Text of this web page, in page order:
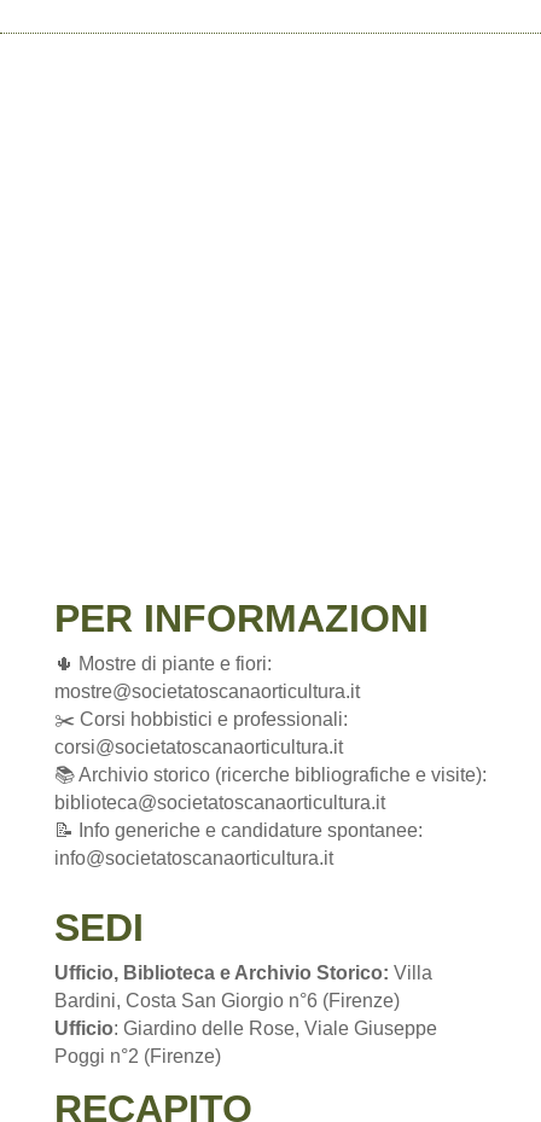
PER INFORMAZIONI
🌵 Mostre di piante e fiori:
mostre@societatoscanaorticultura.it
✂️ Corsi hobbistici e professionali:
corsi@societatoscanaorticultura.it
📚 Archivio storico (ricerche bibliografiche e visite):
biblioteca@societatoscanaorticultura.it
📝 Info generiche e candidature spontanee:
info@societatoscanaorticultura.it
SEDI
Ufficio, Biblioteca e Archivio Storico: Villa
Bardini, Costa San Giorgio n°6 (Firenze)
Ufficio: Giardino delle Rose, Viale Giuseppe
Poggi n°2 (Firenze)
RECAPITO